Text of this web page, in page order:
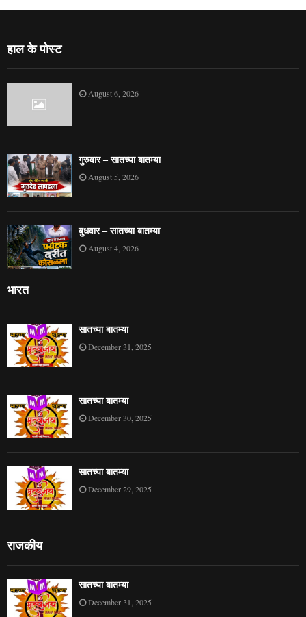
हाल के पोस्ट
August 6, 2026
गुरुवार – सातच्या बातम्या
August 5, 2026
बुधवार – सातच्या बातम्या
August 4, 2026
भारत
सातच्या बातम्या
December 31, 2025
सातच्या बातम्या
December 30, 2025
सातच्या बातम्या
December 29, 2025
राजकीय
सातच्या बातम्या
December 31, 2025